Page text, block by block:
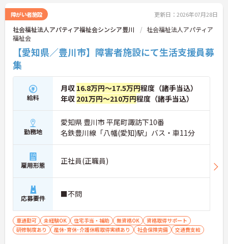
内致しますのでお気軽にお問い合わせ下さいませ。
障がい者施設 更新日：2026年07月28日
社会福祉法人アパティア福祉会シンシア豊川
社会福祉法人アパティア
福祉会
【愛知県／豊川市】障害者施設にて生活支援員募
集
給料
月収 16.8万円～17.5万円程度（諸手当込）
年収 201万円～210万円程度（諸手当込）
勤務地
愛知県 豊川市 平尾町諏訪下10番
名鉄豊川線「八幡(愛知)駅」バス・車11分
雇用形態 正社員(正職員)
応募要件 ■不問
車通勤可 未経験OK 住宅手当・補助 無資格OK
資格取得サポート
研修制度あり
産休･育休･介護休暇取得実績あり 社会保険完備 交通費支給